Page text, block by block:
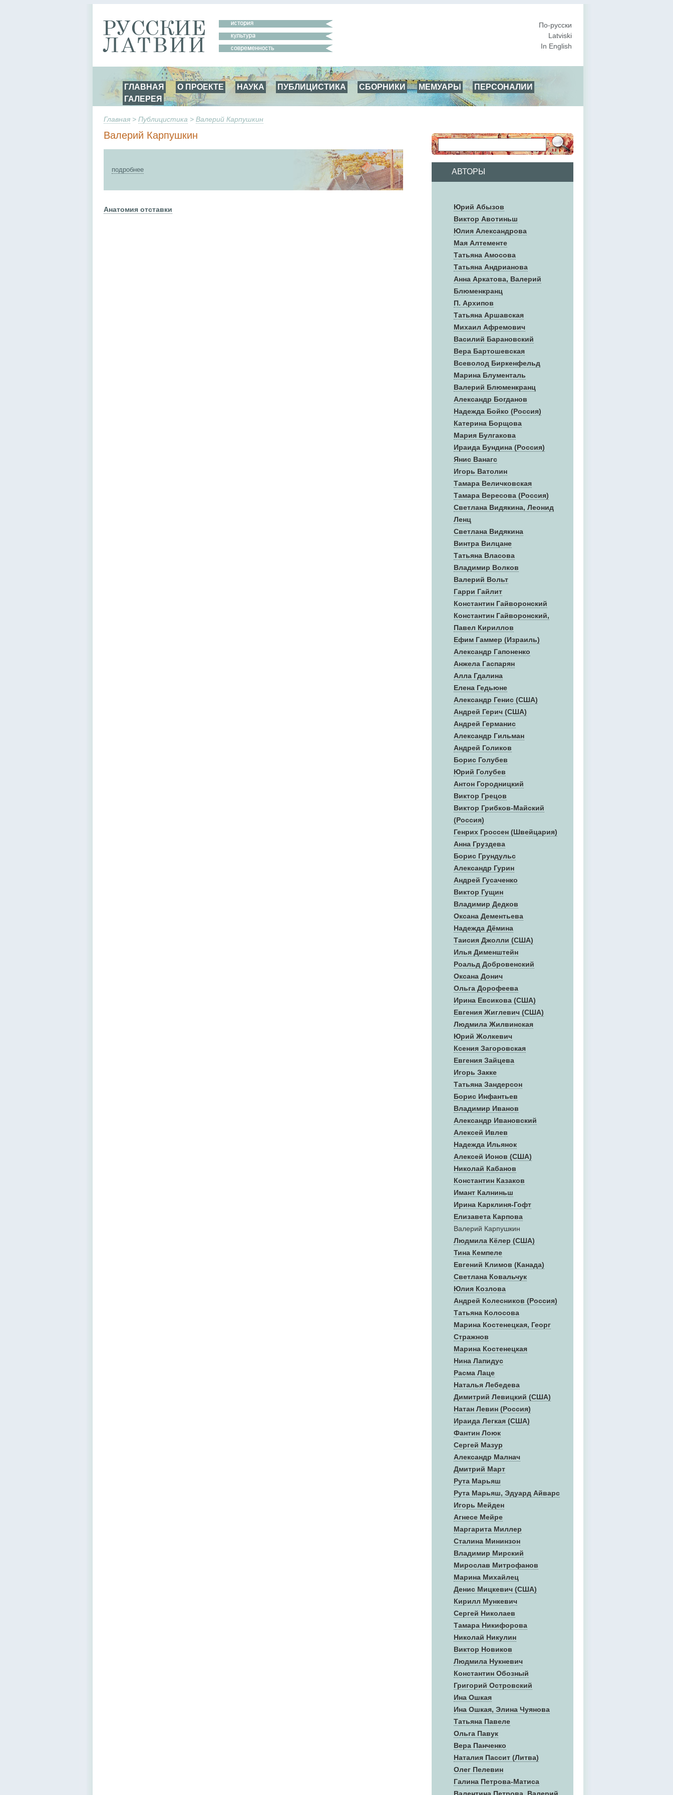
По-русски
Latviski
In English
ГЛАВНАЯ О ПРОЕКТЕ НАУКА ПУБЛИЦИСТИКА СБОРНИКИ МЕМУАРЫ
ПЕРСОНАЛИИ
ГАЛЕРЕЯ
Главная > Публицистика > Валерий Карпушкин
АВТОРЫ
Юрий Абызов
Виктор Авотиньш
Юлия Александрова
Мая Алтементе
Татьяна Амосова
Татьяна Андрианова
Анна Аркатова, Валерий
Блюменкранц
П. Архипов
Татьяна Аршавская
Михаил Афремович
Василий Барановский
Вера Бартошевская
Всеволод Биркенфельд
Марина Блументаль
Валерий Блюменкранц
Александр Богданов
Надежда Бойко (Россия)
Катерина Борщова
Мария Булгакова
Ираида Бундина (Россия)
Янис Ванагс
Игорь Ватолин
Тамара Величковская
Тамара Вересова (Россия)
Светлана Видякина, Леонид
Ленц
Светлана Видякина
Винтра Вилцане
Татьяна Власова
Владимир Волков
Валерий Вольт
Гарри Гайлит
Константин Гайворонский
Константин Гайворонский,
Павел Кириллов
Ефим Гаммер (Израиль)
Александр Гапоненко
Анжела Гаспарян
Алла Гдалина
Елена Гедьюне
Александр Генис (США)
Андрей Герич (США)
Андрей Германис
Александр Гильман
Андрей Голиков
Борис Голубев
Юрий Голубев
Антон Городницкий
Виктор Грецов
Виктор Грибков-Майский
(Россия)
Генрих Гроссен (Швейцария)
Анна Груздева
Борис Грундульс
Александр Гурин
Андрей Гусаченко
Виктор Гущин
Владимир Дедков
Оксана Дементьева
Надежда Дёмина
Таисия Джолли (США)
Илья Дименштейн
Роальд Добровенский
Оксана Донич
Ольга Дорофеева
Ирина Евсикова (США)
Евгения Жиглевич (США)
Людмила Жилвинская
Юрий Жолкевич
Ксения Загоровская
Евгения Зайцева
Игорь Закке
Татьяна Зандерсон
Борис Инфантьев
Владимир Иванов
Александр Ивановский
Алексей Ивлев
Надежда Ильянок
Алексей Ионов (США)
Николай Кабанов
Константин Казаков
Имант Калниньш
Ирина Карклиня-Гофт
Елизавета Карпова
Валерий Карпушкин
Людмила Кёлер (США)
Тина Кемпеле
Евгений Климов (Канада)
Светлана Ковальчук
Юлия Козлова
Андрей Колесников (Россия)
Татьяна Колосова
Марина Костенецкая, Георг
Стражнов
Марина Костенецкая
Нина Лапидус
Расма Лаце
Наталья Лебедева
Димитрий Левицкий (США)
Натан Левин (Россия)
Ираида Легкая (США)
Фантин Лоюк
Сергей Мазур
Александр Малнач
Дмитрий Март
Рута Марьяш
Рута Марьяш, Эдуард Айварс
Игорь Мейден
Агнесе Мейре
Маргарита Миллер
Сталина Мининзон
Владимир Мирский
Мирослав Митрофанов
Марина Михайлец
Денис Mицкевич (США)
Кирилл Мункевич
Сергей Николаев
Тамара Никифорова
Николай Никулин
Виктор Новиков
Людмила Нукневич
Константин Обозный
Григорий Островский
Ина Ошкая
Ина Ошкая, Элина Чуянова
Татьяна Павеле
Ольга Павук
Вера Панченко
Наталия Пассит (Литва)
Олег Пелевин
Галина Петрова-Матиса
Валерий Карпушкин
подробнее
Анатомия отставки